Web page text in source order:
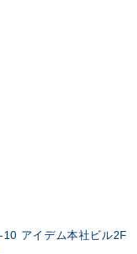
アイデム本社ビル2F